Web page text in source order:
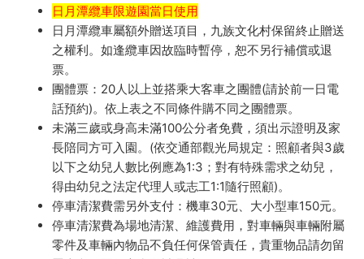
日月潭纜車限遊園當日使用
日月潭纜車屬額外贈送項目，九族文化村保留終止贈送
之權利。如逢纜車因故臨時暫停，恕不另行補償或退
票。
團體票：20人以上並搭乘大客車之團體(請於前一日電
話預約)。依上表之不同條件購不同之團體票。
未滿三歲或身高未滿100公分者免費，須出示證明及家
長陪同方可入園。(依交通部觀光局規定：照顧者與3歲
以下之幼兒人數比例應為1:3；對有特殊需求之幼兒，
得由幼兒之法定代理人或志工1:1隨行照顧)。
停車清潔費需另外支付：機車30元、大小型車150元。
停車清潔費為場地清潔、維護費用，對車輛與車輛附屬
零件及車輛內物品不負任何保管責任，貴重物品請勿留